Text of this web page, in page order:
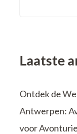
Laatste
Ontdek de
Antwerpen:
voor